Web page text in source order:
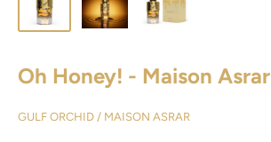
Oh Honey! - Maison Asrar
GULF ORCHID / MAISON ASRAR